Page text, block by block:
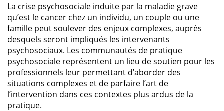
La crise psychosociale induite par la maladie grave
qu’est le cancer chez un individu, un couple ou une
famille peut soulever des enjeux complexes, auprès
desquels seront impliqués les intervenants
psychosociaux. Les communautés de pratique
psychosociale représentent un lieu de soutien pour les
professionnels leur permettant d’aborder des
situations complexes et de parfaire l’art de
l’intervention dans ces contextes plus ardus de la
pratique.